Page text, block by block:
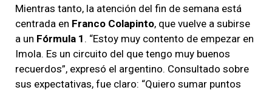
Mientras tanto, la atención del fin de semana está
centrada en Franco Colapinto, que vuelve a subirse
a un Fórmula 1 . “Estoy muy contento de empezar en
Imola. Es un circuito del que tengo muy buenos
recuerdos”, expresó el argentino. Consultado sobre
sus expectativas, fue claro: “Quiero sumar puntos